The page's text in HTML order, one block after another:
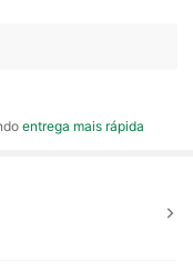
entrega mais rápida